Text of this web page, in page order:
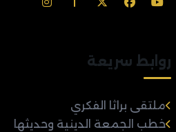
روابط سريعة
ملتقى براثا الفكري
خطب الجمعة الدينية وحديثها